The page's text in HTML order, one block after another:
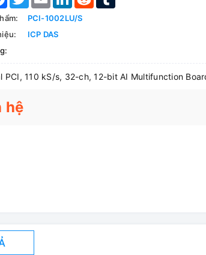
PCI-1002LU/S
ICP DAS
PCI, 110 kS/s, 32-ch, 12-bit AI Multifunction
hệ